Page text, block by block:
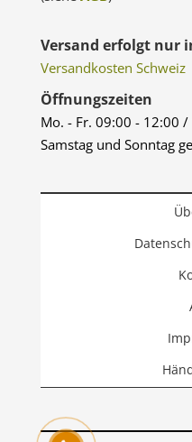
Versand erfolgt nur
Versandkosten Schweiz
Öffnungszeiten
Mo. - Fr. 09:00 - 12:00
Samstag und Sonntag